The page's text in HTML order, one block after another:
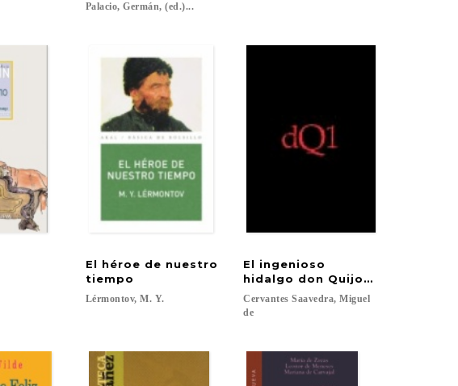
Palacio, Germán, (ed.)...
El héroe de nuestro
tiempo
Lérmontov, M. Y.
El ingenioso
hidalgo don Quijote de La
Cervantes Saavedra, Miguel
de